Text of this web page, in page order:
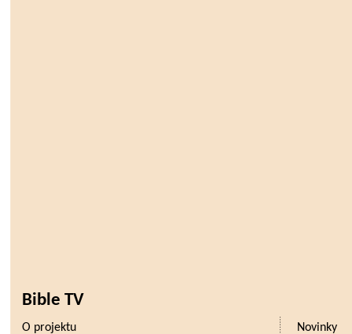
Bible TV
O projektu
Novinky